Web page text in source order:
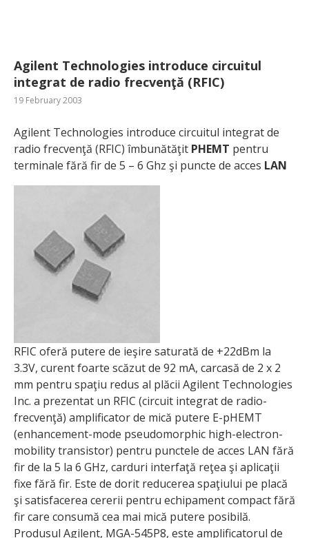
Agilent Technologies introduce circuitul
integrat de radio frecvenţă (RFIC)
19 February 2003
Agilent Technologies introduce circuitul integrat de
radio frecvenţă (RFIC) îmbunătăţit PHEMT pentru
terminale fără fir de 5 – 6 Ghz şi puncte de acces LAN
RFIC oferă putere de ieşire saturată de +22dBm la
3.3V, curent foarte scăzut de 92 mA, carcasă de 2 x 2
mm pentru spaţiu redus al plăcii Agilent Technologies
Inc. a prezentat un RFIC (circuit integrat de radio-
frecvenţă) amplificator de mică putere E-pHEMT
(enhancement-mode pseudomorphic high-electron-
mobility transistor) pentru punctele de acces LAN fără
fir de la 5 la 6 GHz, carduri interfaţă reţea şi aplicaţii
fixe fără fir. Este de dorit reducerea spaţiului pe placă
şi satisfacerea cererii pentru echipament compact fără
fir care consumă cea mai mică putere posibilă.
Produsul Agilent, MGA-545P8, este amplificatorul de